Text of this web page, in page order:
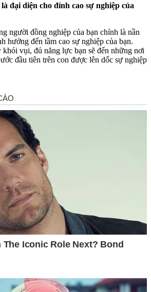
đại diện cho đỉnh cao sự nghiệp của
người đồng nghiệp của bạn chính là nần
hưởng đến tầm cao sự nghiệp của bạn.
khói vụi, đủ năng lực bạn sẽ đến những nơi
đầu tiên trên con được lên dốc sự nghiệp